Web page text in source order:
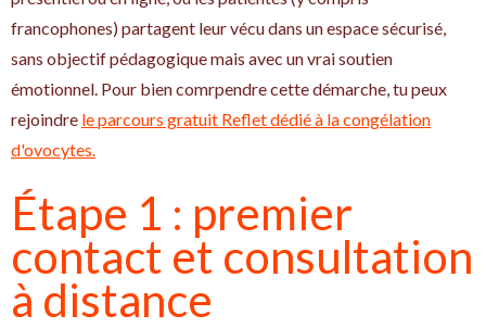
francophones) partagent leur vécu dans un espace sécurisé,
sans objectif pédagogique mais avec un vrai soutien
émotionnel. Pour bien comrpendre cette démarche, tu peux
rejoindre le parcours gratuit Reflet dédié à la congélation
d'ovocytes.
Étape 1 : premier
contact et consultation
à distance